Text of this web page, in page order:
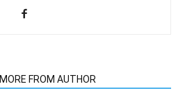
MORE FROM AUTHOR